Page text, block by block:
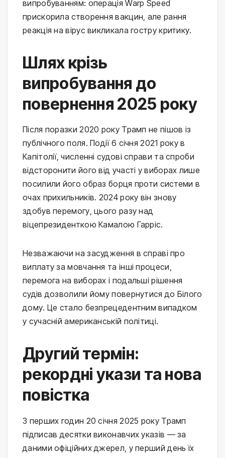
випробуванням: операція Warp Speed
прискорила створення вакцин, але рання
реакція на вірус викликала гостру критику.
Шлях крізь
випробування до
повернення 2025 року
Після поразки 2020 року Трамп не пішов із
публічного поля. Події 6 січня 2021 року в
Капітолії, численні судові справи та спроби
відсторонити його від участі у виборах лише
посилили його образ борця проти системи в
очах прихильників. 2024 року він знову
здобув перемогу, цього разу над
віцепрезиденткою Камалою Гарріс.
Незважаючи на засудження в справі про
виплату за мовчання та інші процеси,
перемога на виборах і подальші рішення
судів дозволили йому повернутися до Білого
дому. Це стало безпрецедентним випадком
у сучасній американській політиці.
Другий термін:
рекордні укази та нова
повістка
З перших годин 20 січня 2025 року Трамп
підписав десятки виконавчих указів — за
даними офіційних джерел, у перший день їх